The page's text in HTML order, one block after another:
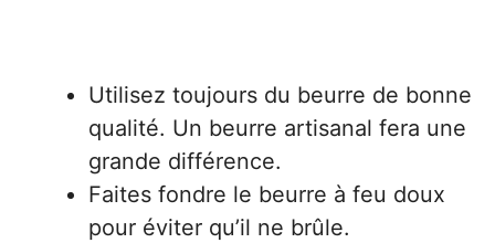
Utilisez toujours du beurre de bonne
qualité. Un beurre artisanal fera une
grande différence.
Faites fondre le beurre à feu doux
pour éviter qu’il ne brûle.